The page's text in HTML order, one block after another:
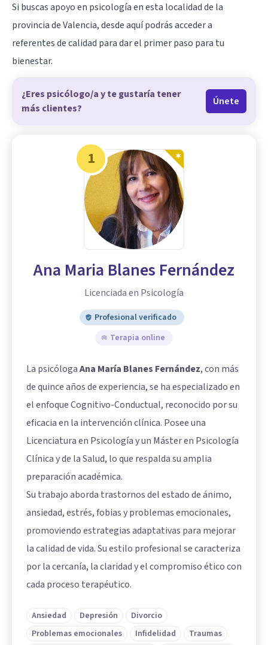
Si buscas apoyo en psicología en esta localidad de la
provincia de Valencia, desde aquí podrás acceder a
referentes de calidad para dar el primer paso para tu
bienestar.
¿Eres psicólogo/a y te gustaría tener
más clientes?
Únete
1
Ana Maria Blanes Fernández
Licenciada en Psicología
Profesional verificado
Terapia online
La psicólogaAna María Blanes Fernández, con más
de quince años de experiencia, se ha especializado en
el enfoque Cognitivo-Conductual, reconocido por su
eficacia en la intervención clínica. Posee una
Licenciatura en Psicología y un Máster en Psicología
Clínica y de la Salud, lo que respalda su amplia
preparación académica.
Su trabajo aborda trastornos del estado de ánimo,
ansiedad, estrés, fobias y problemas emocionales,
promoviendo estrategias adaptativas para mejorar
la calidad de vida. Su estilo profesional se caracteriza
por la cercanía, la claridad y el compromiso ético con
cada proceso terapéutico.
Ansiedad Depresión
Divorcio
Problemas emocionales
Infidelidad
Traumas